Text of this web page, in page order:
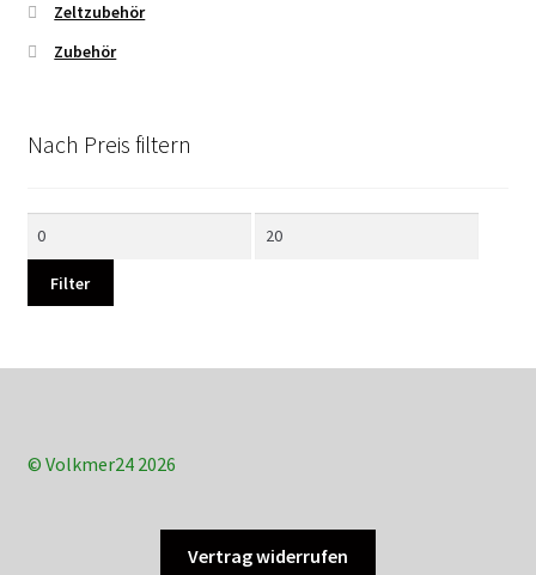
Zeltzubehör
Zubehör
Nach Preis filtern
Filter
© Volkmer24 2026
Vertrag widerrufen